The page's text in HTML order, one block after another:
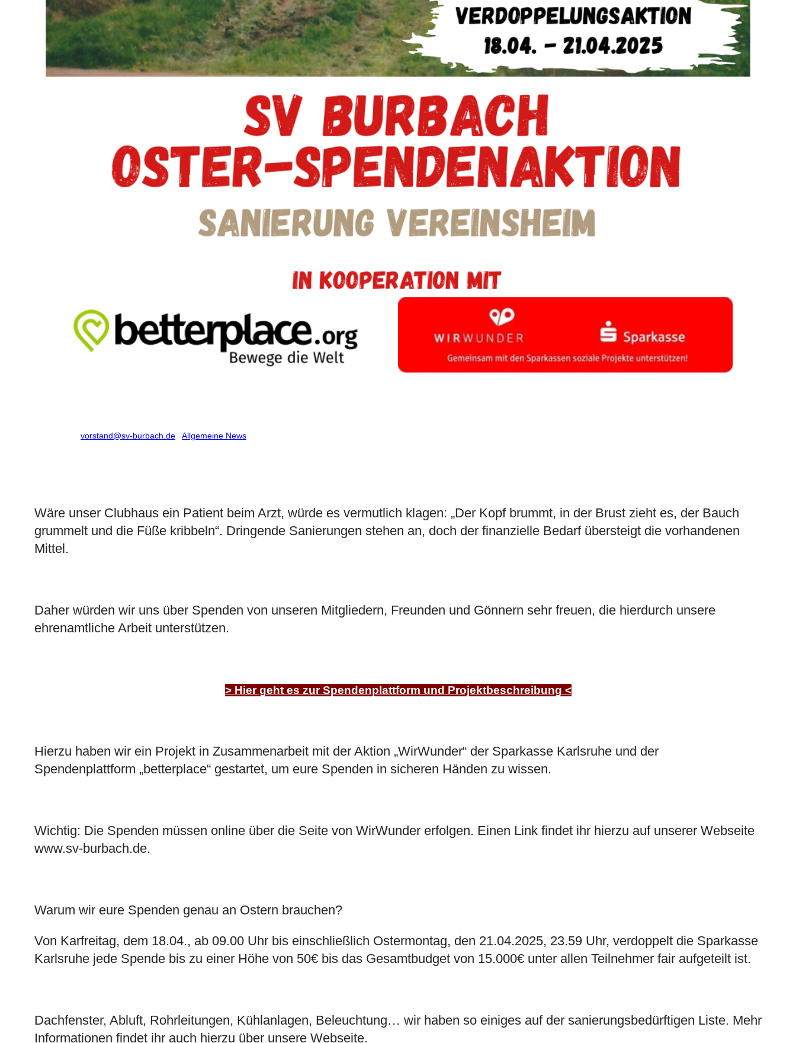
vorstand@sv-burbach.de Allgemeine News
Wäre unser Clubhaus ein Patient beim Arzt, würde es vermutlich klagen: „Der Kopf brummt, in der Brust zieht es, der Bauch
grummelt und die Füße kribbeln“. Dringende Sanierungen stehen an, doch der finanzielle Bedarf übersteigt die vorhandenen
Mittel.
Daher würden wir uns über Spenden von unseren Mitgliedern, Freunden und Gönnern sehr freuen, die hierdurch unsere
ehrenamtliche Arbeit unterstützen.
> Hier geht es zur Spendenplattform und Projektbeschreibung <
Hierzu haben wir ein Projekt in Zusammenarbeit mit der Aktion „WirWunder“ der Sparkasse Karlsruhe und der
Spendenplattform „betterplace“ gestartet, um eure Spenden in sicheren Händen zu wissen.
Wichtig: Die Spenden müssen online über die Seite von WirWunder erfolgen. Einen Link findet ihr hierzu auf unserer Webseite
www.sv-burbach.de.
Warum wir eure Spenden genau an Ostern brauchen?
Von Karfreitag, dem 18.04., ab 09.00 Uhr bis einschließlich Ostermontag, den 21.04.2025, 23.59 Uhr, verdoppelt die Sparkasse
Karlsruhe jede Spende bis zu einer Höhe von 50€ bis das Gesamtbudget von 15.000€ unter allen Teilnehmer fair aufgeteilt ist.
Dachfenster, Abluft, Rohrleitungen, Kühlanlagen, Beleuchtung… wir haben so einiges auf der sanierungsbedürftigen Liste. Mehr
Informationen findet ihr auch hierzu über unsere Webseite.